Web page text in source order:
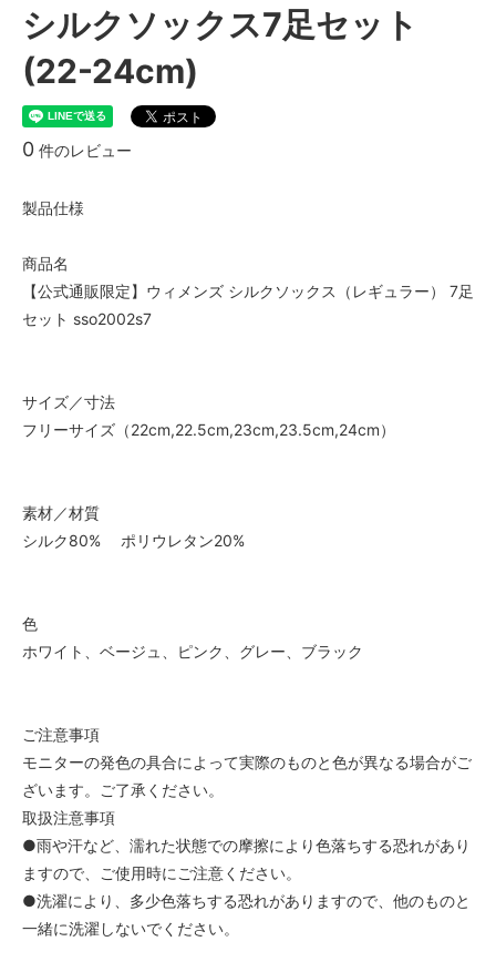
ホワイト・グレー各2足/ブラック3
シルクソックス7足セット
(22-24cm)
0 件のレビュー
製品仕様
商品名
【公式通販限定】ウィメンズ シルクソックス（レギュラー） 7足
セット sso2002s7
サイズ／寸法
フリーサイズ（22cm,22.5cm,23cm,23.5cm,24cm）
素材／材質
シルク80% ポリウレタン20%
色
ホワイト、ベージュ、ピンク、グレー、ブラック
ご注意事項
モニターの発色の具合によって実際のものと色が異なる場合がご
ざいます。ご了承ください。
取扱注意事項
●雨や汗など、濡れた状態での摩擦により色落ちする恐れがあり
ますので、ご使用時にご注意ください。
●洗濯により、多少色落ちする恐れがありますので、他のものと
一緒に洗濯しないでください。